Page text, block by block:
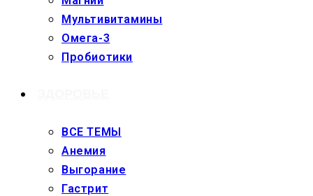
Мультивитамины
Омега-3
Пробиотики
ВСЕ ТЕМЫ
Анемия
Выгорание
Гастрит